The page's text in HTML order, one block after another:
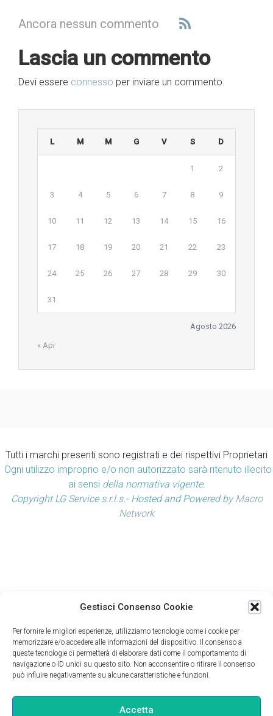
Gestisci Consenso Cookie
Per fornire le migliori esperienze, utilizziamo tecnologie come i cookie per
memorizzare e/o accedere alle informazioni del dispositivo. Il consenso a
queste tecnologie ci permetterà di elaborare dati come il comportamento di
navigazione o ID unici su questo sito. Non acconsentire o ritirare il consenso
può influire negativamente su alcune caratteristiche e funzioni.
Accetta
Ancora nessun commento
Lascia un commento
Devi essere connesso per inviare un commento.
Agosto 2026
L M M G V S D
1 2
3 4 5 6 7 8 9
10 11 12 13 14 15 16
17 18 19 20 21 22 23
24 25 26 27 28 29 30
31
« Apr
Tutti i marchi presenti sono registrati e dei rispettivi Proprietari
Ogni utilizzo improprio e/o non autorizzato sarà ritenuto illecito
ai sensidella normativa vigente.
Copyright LG Service s.r.l.s.- Hosted and Powered byMacro
Network